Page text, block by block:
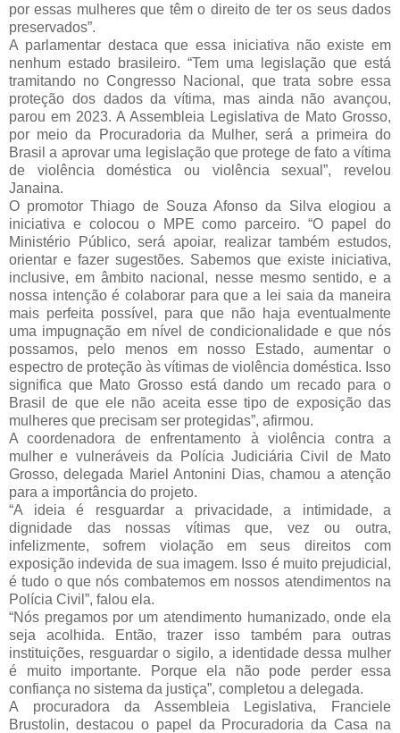
por essas mulheres que têm o direito de ter os seus dados
preservados”.
A parlamentar destaca que essa iniciativa não existe em
nenhum estado brasileiro. “Tem uma legislação que está
tramitando no Congresso Nacional, que trata sobre essa
proteção dos dados da vítima, mas ainda não avançou,
parou em 2023. A Assembleia Legislativa de Mato Grosso,
por meio da Procuradoria da Mulher, será a primeira do
Brasil a aprovar uma legislação que protege de fato a vítima
de violência doméstica ou violência sexual”, revelou
Janaina.
O promotor Thiago de Souza Afonso da Silva elogiou a
iniciativa e colocou o MPE como parceiro. “O papel do
Ministério Público, será apoiar, realizar também estudos,
orientar e fazer sugestões. Sabemos que existe iniciativa,
inclusive, em âmbito nacional, nesse mesmo sentido, e a
nossa intenção é colaborar para que a lei saia da maneira
mais perfeita possível, para que não haja eventualmente
uma impugnação em nível de condicionalidade e que nós
possamos, pelo menos em nosso Estado, aumentar o
espectro de proteção às vítimas de violência doméstica. Isso
significa que Mato Grosso está dando um recado para o
Brasil de que ele não aceita esse tipo de exposição das
mulheres que precisam ser protegidas”, afirmou.
A coordenadora de enfrentamento à violência contra a
mulher e vulneráveis da Polícia Judiciária Civil de Mato
Grosso, delegada Mariel Antonini Dias, chamou a atenção
para a importância do projeto.
“A ideia é resguardar a privacidade, a intimidade, a
dignidade das nossas vítimas que, vez ou outra,
infelizmente, sofrem violação em seus direitos com
exposição indevida de sua imagem. Isso é muito prejudicial,
é tudo o que nós combatemos em nossos atendimentos na
Polícia Civil”, falou ela.
“Nós pregamos por um atendimento humanizado, onde ela
seja acolhida. Então, trazer isso também para outras
instituições, resguardar o sigilo, a identidade dessa mulher
é muito importante. Porque ela não pode perder essa
confiança no sistema da justiça”, completou a delegada.
A procuradora da Assembleia Legislativa, Franciele
Brustolin, destacou o papel da Procuradoria da Casa na